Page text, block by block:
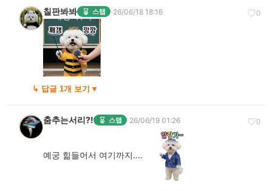
♡0
칠판봐봐 스탭 ·26/06/18 18:16
↳ 답글 1개 보기 ▾
♡0
춤추는서리?! 스탭 ·26/06/19 01:26
예궁 힒들어서 여기까지....